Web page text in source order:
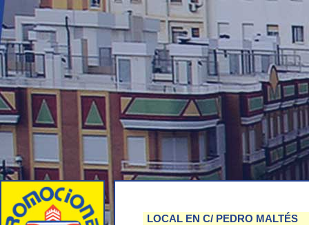
LOCAL EN C/ PEDRO MALTÉS